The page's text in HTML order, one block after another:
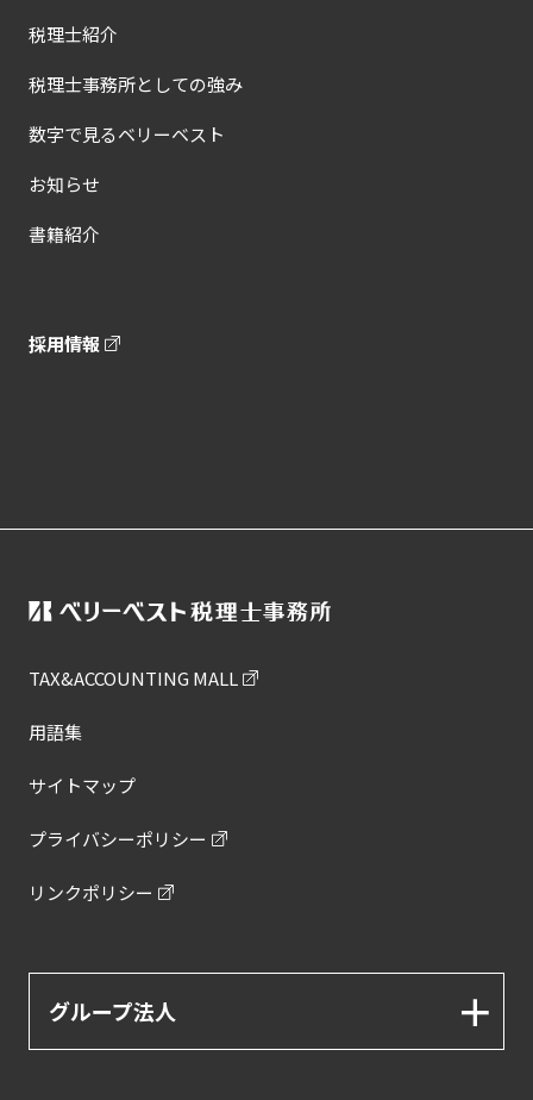
税理士紹介
税理士事務所としての強み
数字で見るベリーベスト
お知らせ
書籍紹介
採用情報
TAX&ACCOUNTING MALL
用語集
サイトマップ
プライバシーポリシー
リンクポリシー
グループ法人